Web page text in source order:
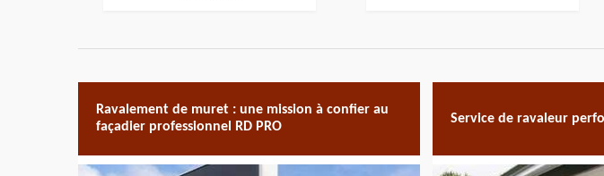
Ravalement de muret : une mission à confier au
façadier professionnel RD PRO
Service de ravaleur